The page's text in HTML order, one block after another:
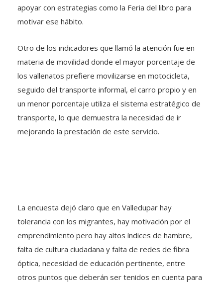
apoyar con estrategias como la Feria del libro para
motivar ese hábito.
Otro de los indicadores que llamó la atención fue en
materia de movilidad donde el mayor porcentaje de
los vallenatos prefiere movilizarse en motocicleta,
seguido del transporte informal, el carro propio y en
un menor porcentaje utiliza el sistema estratégico de
transporte, lo que demuestra la necesidad de ir
mejorando la prestación de este servicio.
La encuesta dejó claro que en Valledupar hay
tolerancia con los migrantes, hay motivación por el
emprendimiento pero hay altos índices de hambre,
falta de cultura ciudadana y falta de redes de fibra
óptica, necesidad de educación pertinente, entre
otros puntos que deberán ser tenidos en cuenta para